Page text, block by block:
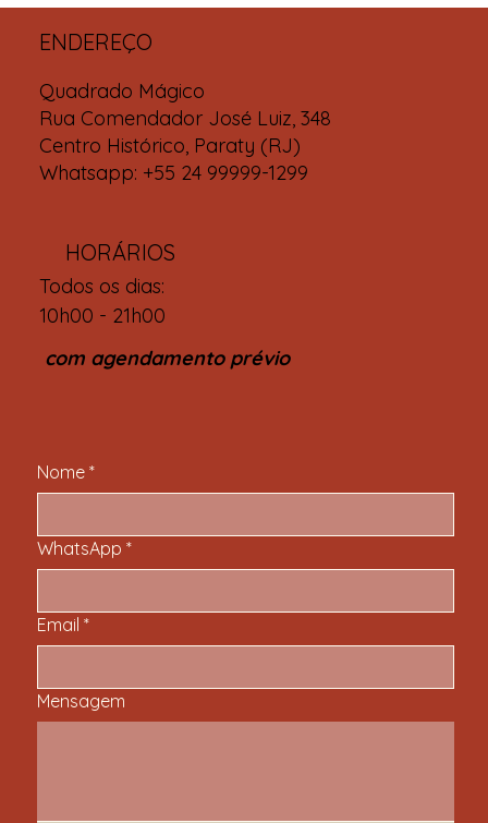
Quadrado Mágico
Rua Comendador José Luiz, 348
Centro Histórico, Paraty (RJ)
Whatsapp: +55 24 99999-1299
ENDEREÇO
HORÁRIOS
Todos os dias:
10h00 - 21h00
com agendamento prévio
Nome *
WhatsApp *
Email *
Mensagem